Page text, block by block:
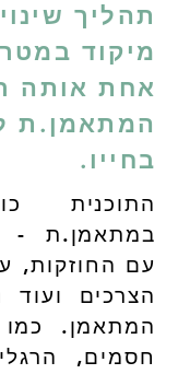
תהליך
מיקוד
אחת אותה
המתאמן.ת
בחייו.
התוכנית
במתאמן.ת -
עם החוזקות,
הצרכים ועוד
המתאמן.
חסמים,